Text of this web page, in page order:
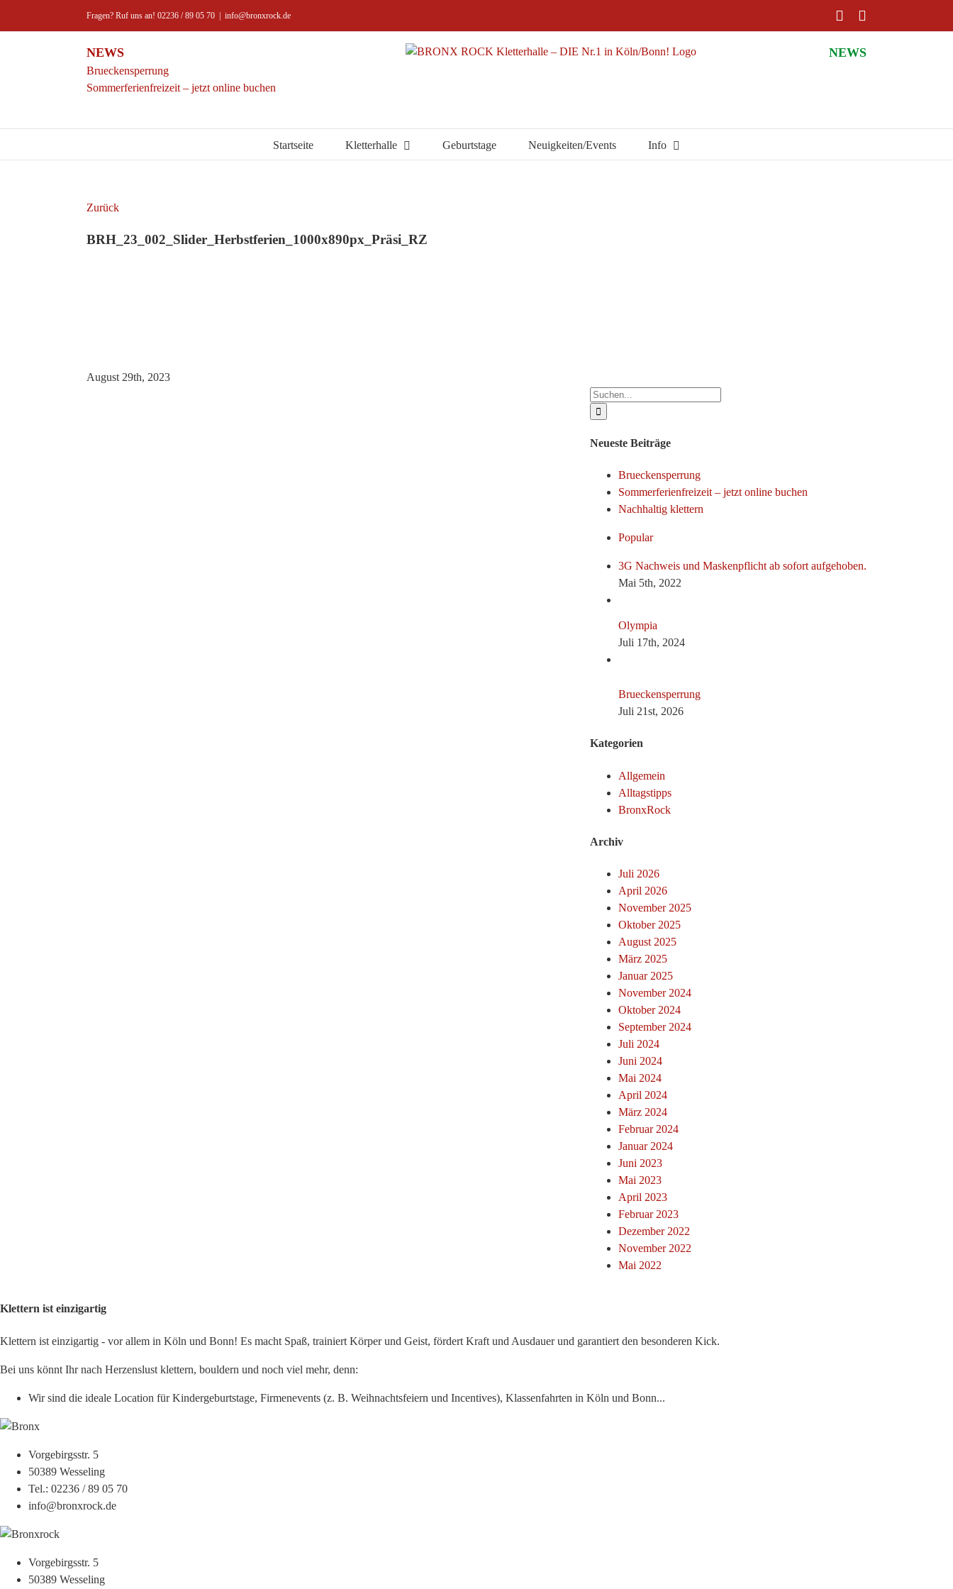
Fragen? Ruf uns an! 02236 / 89 05 70 info@bronxrock.de Facebook
NEWS
Brueckensperrung
Sommerferienfreizeit – jetzt online buchen
NEWS
Startseite Kletterhalle Geburtstage Neuigkeiten/Events Info
Zurück
BRH_23_002_Slider_Herbstferien_1000x890px_Präsi_RZ
August 29th, 2023
Suche
nach:
Neueste Beiträge
Brueckensperrung
Sommerferienfreizeit – jetzt online buchen
Nachhaltig klettern
Popular
3G Nachweis und Maskenpflicht ab sofort aufgehoben.
Mai 5th, 2022
Olympia
Juli 17th, 2024
Brueckensperrung
Juli 21st, 2026
Kategorien
Allgemein
Alltagstipps
BronxRock
Archiv
Juli 2026
April 2026
November 2025
Oktober 2025
August 2025
März 2025
Januar 2025
November 2024
Oktober 2024
September 2024
Juli 2024
Juni 2024
Mai 2024
April 2024
März 2024
Februar 2024
Januar 2024
Juni 2023
Mai 2023
April 2023
Februar 2023
Dezember 2022
November 2022
Mai 2022
Klettern ist einzigartig
Klettern ist einzigartig - vor allem in Köln und Bonn! Es macht Spaß, trainiert Körper und Geist, fördert Kraft und Ausdauer und garantiert den besonderen Kick.
Bei uns könnt Ihr nach Herzenslust klettern, bouldern und noch viel mehr, denn:
Wir sind die ideale Location für Kindergeburtstage, Firmenevents (z. B. Weihnachtsfeiern und Incentives), Klassenfahrten in Köln und Bonn...
Vorgebirgsstr. 5
50389 Wesseling
Tel.: 02236 / 89 05 70
info@bronxrock.de
Vorgebirgsstr. 5
50389 Wesseling